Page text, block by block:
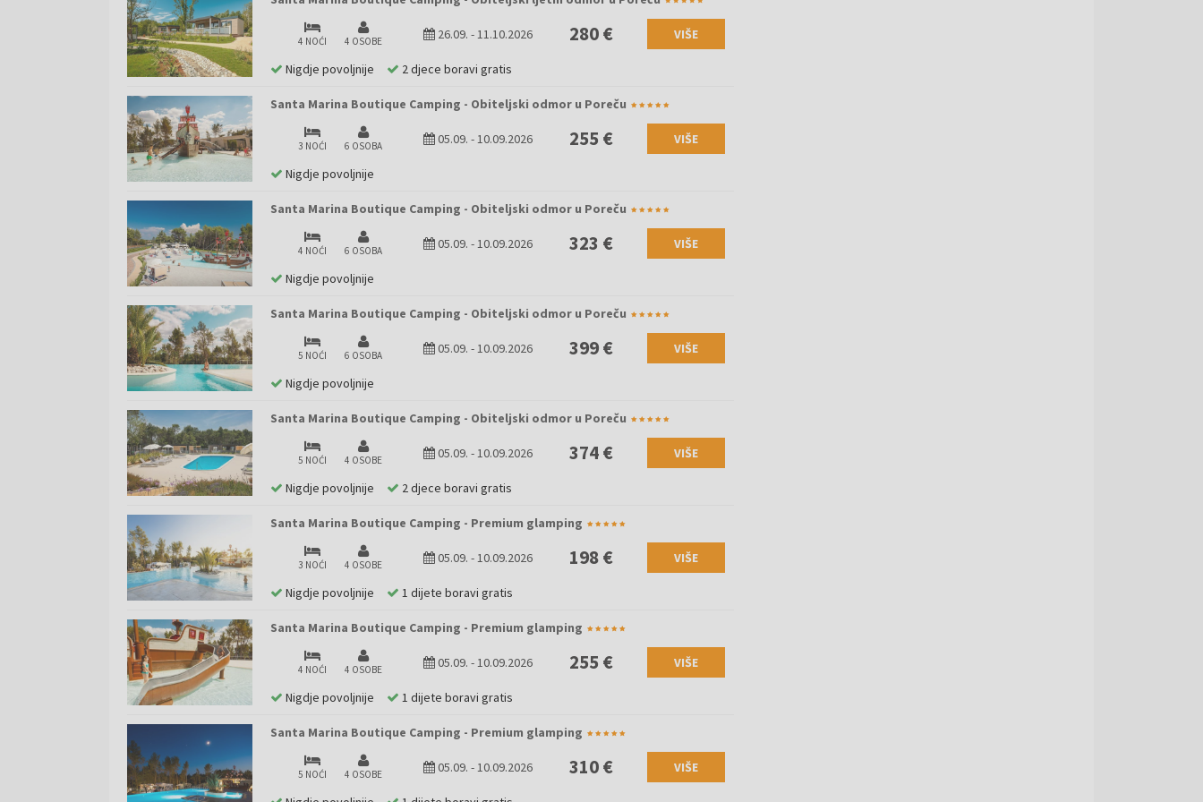
4 NOĆI 4 OSOBE 26.09. -11.10.2026 280 € VIŠE
Nigdje povoljnije 2 djece boravi gratis
Santa Marina Boutique Camping - Obiteljski odmor u Poreču
3 NOĆI 6 OSOBA 05.09. -10.09.2026 255 € VIŠE
Nigdje povoljnije
Santa Marina Boutique Camping - Obiteljski odmor u Poreču
4 NOĆI 6 OSOBA 05.09. -10.09.2026 323 € VIŠE
Nigdje povoljnije
Santa Marina Boutique Camping - Obiteljski odmor u Poreču
5 NOĆI 6 OSOBA 05.09. -10.09.2026 399 € VIŠE
Nigdje povoljnije
Santa Marina Boutique Camping - Obiteljski odmor u Poreču
5 NOĆI 4 OSOBE 05.09. -10.09.2026 374 € VIŠE
Nigdje povoljnije 2 djece boravi gratis
Santa Marina Boutique Camping - Premium glamping
3 NOĆI 4 OSOBE 05.09. -10.09.2026 198 € VIŠE
Nigdje povoljnije 1 dijete boravi gratis
Santa Marina Boutique Camping - Premium glamping
4 NOĆI 4 OSOBE 05.09. -10.09.2026 255 € VIŠE
Nigdje povoljnije 1 dijete boravi gratis
Santa Marina Boutique Camping - Premium glamping
5 NOĆI 4 OSOBE 05.09. -10.09.2026 310 € VIŠE